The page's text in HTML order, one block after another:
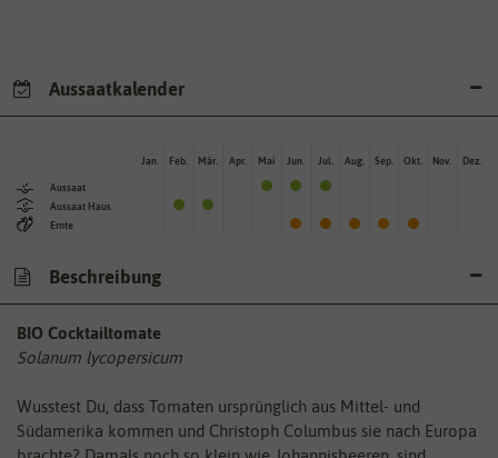
Aussaatkalender
Aussaat
Aussaat Haus
Ernte
Jan. Feb. Mär. Apr. Mai Jun. Jul. Aug. Sep. Okt. Nov. Dez.
Beschreibung
BIO Cocktailtomate
Solanum lycopersicum
Wusstest Du, dass Tomaten ursprünglich aus Mittel- und
Südamerika kommen und Christoph Columbus sie nach Europa